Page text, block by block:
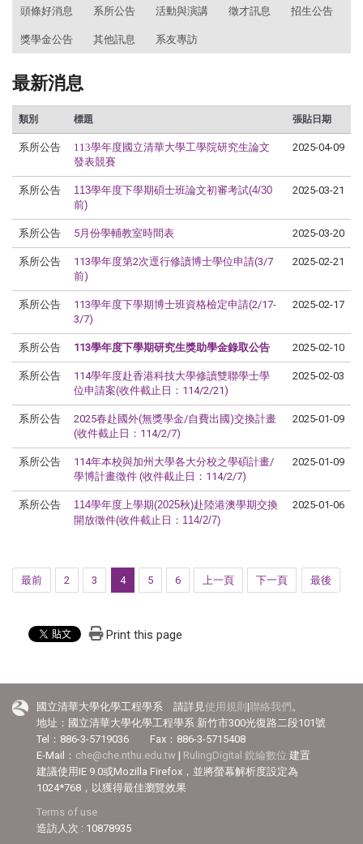
頭條好消息 系所公告 活動與演講 徵才訊息 招生公告
獎學金公告 其他訊息 系友專訪
最新消息
類別 標題 張貼日期
系所公告
113學年度國立清華大學工學院研究生論文
發表競賽
2025-04-09
系所公告
113學年度下學期碩士班論文初審考試(4/30
前)
2025-03-21
系所公告 5月份學輔教室時間表 2025-03-20
系所公告
113學年度第2次逕行修讀博士學位申請(3/7
前)
2025-02-21
系所公告
113學年度下學期博士班資格檢定申請(2/17-
3/7)
2025-02-17
系所公告 113學年度下學期研究生獎助學金錄取公告 2025-02-10
系所公告
114學年度赴香港科技大學修讀雙聯學士學
位申請案(收件截止日：114/2/21)
2025-02-03
系所公告
2025春赴國外(無獎學金/自費出國)交換計畫
(收件截止日：114/2/7)
2025-01-09
系所公告
114年本校與加州大學各大分校之學碩計畫/
學博計畫徵件 (收件截止日：114/2/7)
2025-01-09
系所公告 114學年度上學期(2025秋)赴陸港澳學期交換
開放徵件(收件截止日：114/2/7)
2025-01-06
最前 2 3 4 5 6 上一頁 下一頁 最後
Print this page
國立清華大學化學工程學系 請詳見使用規則 |聯絡我們 。
地址：國立清華大學化學工程學系 新竹市300光復路二段101號
Tel：886-3-5719036 Fax：886-3-5715408
E-Mail： che@che.nthu.edu.tw | RulingDigital 銳綸數位 建置
建議使用IE 9.0或Mozilla Firefox，並將螢幕解析度設定為
1024*768，以獲得最佳瀏覽效果
Terms of use
造訪人次 : 10878935